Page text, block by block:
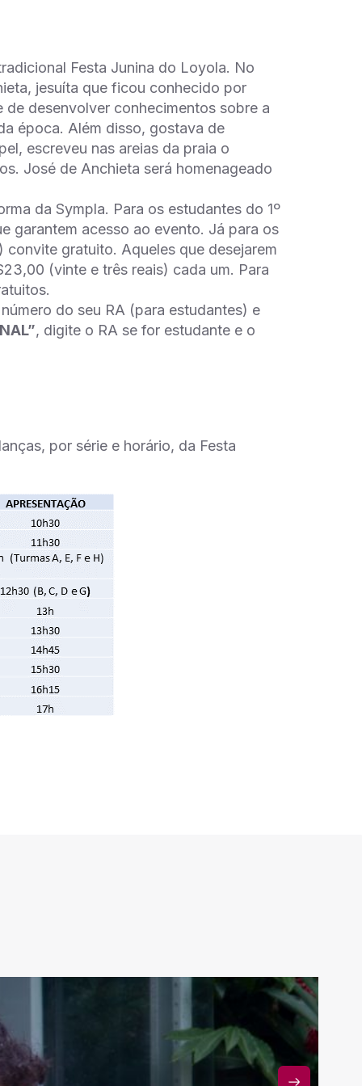
Festa Junina do Loyola. No
jesuíta que ficou conhecido por
de desenvolver conhecimentos sobre a
época. Além disso, gostava de
escreveu nas areias da praia o
José de Anchieta será homenageado
da Sympla. Para os estudantes do 1º
garantem acesso ao evento. Já para os
convite gratuito. Aqueles que desejarem
(vinte e três reais) cada um. Para
do seu RA (para estudantes) e
, digite o RA se for estudante e o
por série e horário, da Festa